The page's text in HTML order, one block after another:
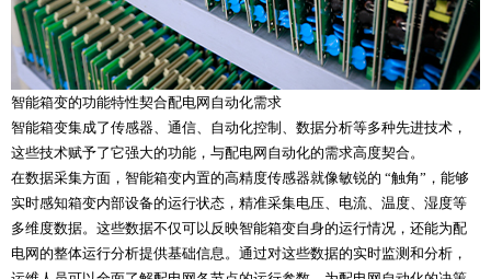
智能箱变的功能特性契合配电网自动化需求
智能箱变集成了传感器、通信、自动化控制、数据分析等多种先进技术，
这些技术赋予了它强大的功能，与配电网自动化的需求高度契合。
在数据采集方面，智能箱变内置的高精度传感器就像敏锐的 “触角”，能够
实时感知箱变内部设备的运行状态，精准采集电压、电流、温度、湿度等
多维度数据。这些数据不仅可以反映智能箱变自身的运行情况，还能为配
电网的整体运行分析提供基础信息。通过对这些数据的实时监测和分析，